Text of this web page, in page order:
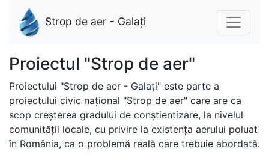
Strop de aer - Galați
Proiectul "Strop de aer"
Proiectului "Strop de aer - Galați" este parte a
proiectului civic național "Strop de aer" care are ca
scop creșterea gradului de conștientizare, la nivelul
comunității locale, cu privire la existența aerului poluat
în România, ca o problemă reală care trebuie abordată.